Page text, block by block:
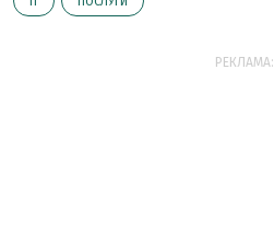
РЕКЛАМА: